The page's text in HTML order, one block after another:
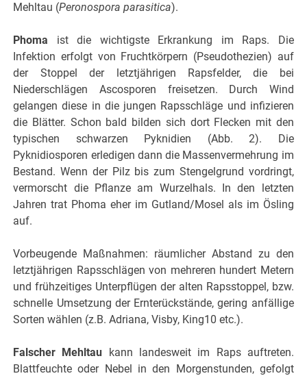
Mehltau (Peronospora parasitica).
Phoma ist die wichtigste Erkrankung im Raps. Die
Infektion erfolgt von Fruchtkörpern (Pseudothezien) auf
der Stoppel der letztjährigen Rapsfelder, die bei
Niederschlägen Ascosporen freisetzen. Durch Wind
gelangen diese in die jungen Rapsschläge und infizieren
die Blätter. Schon bald bilden sich dort Flecken mit den
typischen schwarzen Pyknidien (Abb. 2). Die
Pyknidiosporen erledigen dann die Massenvermehrung im
Bestand. Wenn der Pilz bis zum Stengelgrund vordringt,
vermorscht die Pflanze am Wurzelhals. In den letzten
Jahren trat Phoma eher im Gutland/Mosel als im Ösling
auf.
Vorbeugende Maßnahmen: räumlicher Abstand zu den
letztjährigen Rapsschlägen von mehreren hundert Metern
und frühzeitiges Unterpflügen der alten Rapsstoppel, bzw.
schnelle Umsetzung der Ernterückstände, gering anfällige
Sorten wählen (z.B. Adriana, Visby, King10 etc.).
Falscher Mehltau kann landesweit im Raps auftreten.
Blattfeuchte oder Nebel in den Morgenstunden, gefolgt